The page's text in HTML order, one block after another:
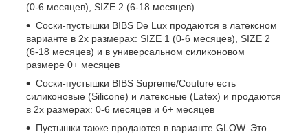
(0-6 месяцев), SIZE 2 (6-18 месяцев)
Соски-пустышки BIBS De Lux продаются в латексном
варианте в 2х размерах: SIZE 1 (0-6 месяцев), SIZE 2
(6-18 месяцев) и в универсальном силиконовом
размере 0+ месяцев
Соски-пустышки BIBS Supreme/Couture есть
силиконовые (Silicone) и латексные (Latex) и продаются
в 2х размерах: 0-6 месяцев и 6+ месяцев
Пустышки также продаются в варианте GLOW. Это